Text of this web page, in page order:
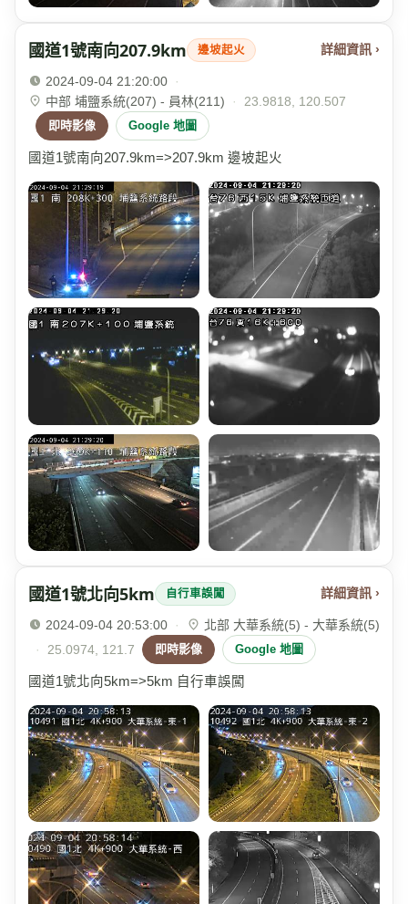
國道1號南向207.9km 邊坡起火 詳細資訊 ›
2024-09-04 21:20:00
·
中部 埔鹽系統(207) - 員林(211)
· 23.9818, 120.507
即時影像 Google 地圖
國道1號南向207.9km=>207.9km 邊坡起火
國道1號北向5km 自行車誤闖 詳細資訊 ›
2024-09-04 20:53:00 ·
北部 大華系統(5) - 大華系統(5)
·
25.0974, 121.7 即時影像 Google 地圖
國道1號北向5km=>5km 自行車誤闖